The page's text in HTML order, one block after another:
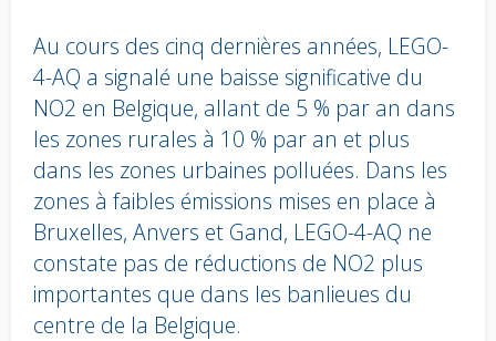
Au cours des cinq dernières années, LEGO-
4-AQ a signalé une baisse significative du
NO2 en Belgique, allant de 5 % par an dans
les zones rurales à 10 % par an et plus
dans les zones urbaines polluées. Dans les
zones à faibles émissions mises en place à
Bruxelles, Anvers et Gand, LEGO-4-AQ ne
constate pas de réductions de NO2 plus
importantes que dans les banlieues du
centre de la Belgique.